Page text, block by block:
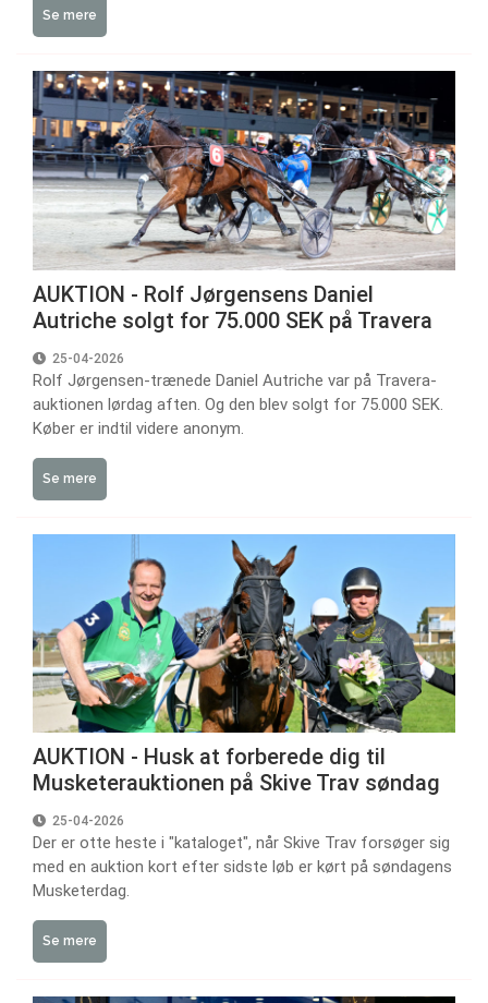
Se mere
AUKTION - Rolf Jørgensens Daniel
Autriche solgt for 75.000 SEK på Travera
25-04-2026
Rolf Jørgensen-trænede Daniel Autriche var på Travera-
auktionen lørdag aften. Og den blev solgt for 75.000 SEK.
Køber er indtil videre anonym.
Se mere
AUKTION - Husk at forberede dig til
Musketerauktionen på Skive Trav søndag
25-04-2026
Der er otte heste i "kataloget", når Skive Trav forsøger sig
med en auktion kort efter sidste løb er kørt på søndagens
Musketerdag.
Se mere